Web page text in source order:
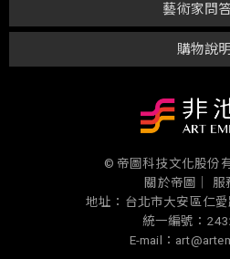
購物說明
藝術家問
© 帝圖科技文化股份
關於帝圖｜
服
地址：台北市大安區仁
統一編號：
E-mail：